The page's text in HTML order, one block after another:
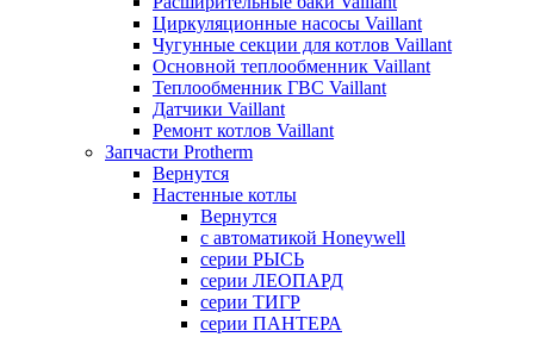
Циркуляционные насосы Vaillant
Чугунные секции для котлов Vaillant
Основной теплообменник Vaillant
Теплообменник ГВС Vaillant
Датчики Vaillant
Ремонт котлов Vaillant
Запчасти Protherm
Вернутся
Настенные котлы
Вернутся
с автоматикой Honeywell
серии РЫСЬ
серии ЛЕОПАРД
серии ТИГР
серии ПАНТЕРА